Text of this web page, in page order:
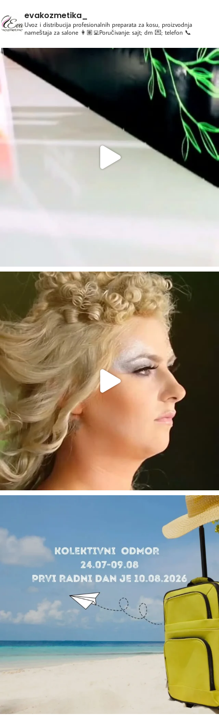
evakozmetika_
Uvoz i distribucija profesionalnih preparata za kosu, proizvodnja
nameštaja za salone 👩🏽‍💻Poručivanje: sajt; dm 💌; telefon 📞